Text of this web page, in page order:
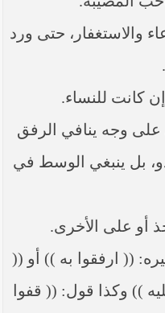
والاستغفار، حتى ورد
كانت للنساء.
وجه ينافي الرفق
بل ينبغي الوسط في
أو على الأخرى.
(( ارفقوا به )) أو ((
)) وكذا قول: (( قفوا